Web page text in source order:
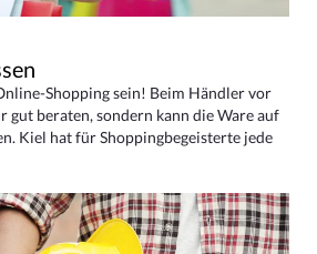
Shopping sein! Beim Händler vor
beraten, sondern kann die Ware auf
Kiel hat für Shoppingbegeisterte jede